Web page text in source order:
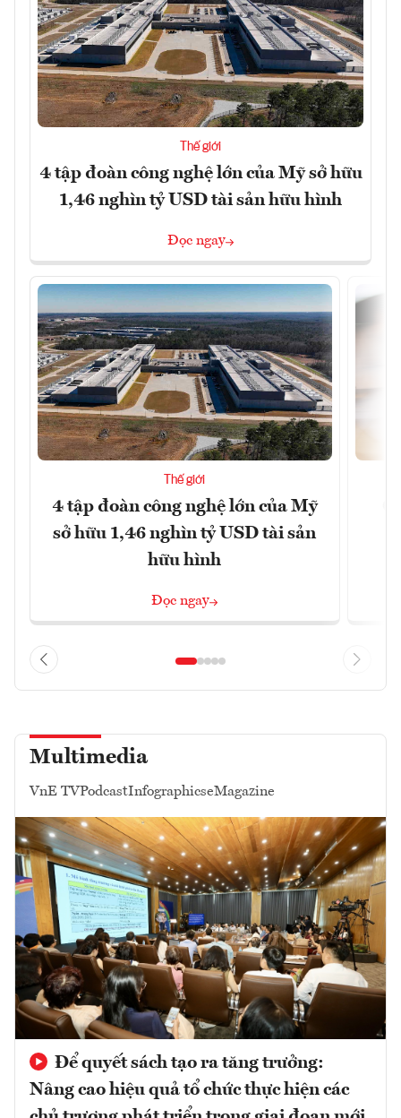
Thế giới
4 tập đoàn công nghệ lớn của Mỹ sở hữu
1,46 nghìn tỷ USD tài sản hữu hình
Đọc ngay
Thế giới
4 tập đoàn công nghệ lớn của Mỹ
sở hữu 1,46 nghìn tỷ USD tài sản
hữu hình
Đọc ngay
Multimedia
VnE TVPodcastInfographicseMagazine
Để quyết sách tạo ra tăng trưởng:
Nâng cao hiệu quả tổ chức thực hiện các